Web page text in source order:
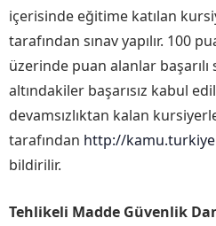
içerisinde eğitime katılan
tarafından sınav yapılır. 100
üzerinde puan alanlar başarılı
altındakiler başarısız kabul
devamsızlıktan kalan
tarafından http://
bildirilir.
Tehlikeli Madde Güvenlik